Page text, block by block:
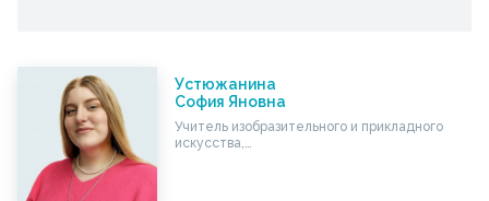
Устюжанина
София Яновна
Учитель изобразительного и прикладного
искусства,…